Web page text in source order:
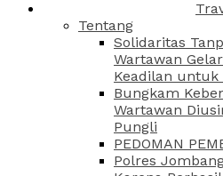
Tentang
Solidaritas
Wartawan
Keadilan untuk
Bungkam
Wartawan
Pungli
PEDOMAN
Polres